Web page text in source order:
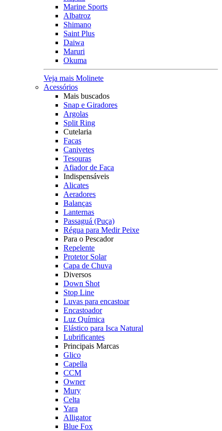
Marine Sports
Albatroz
Shimano
Saint Plus
Daiwa
Maruri
Okuma
Veja mais Molinete
Acessórios
Mais buscados
Snap e Giradores
Argolas
Split Ring
Cutelaria
Facas
Canivetes
Tesouras
Afiador de Faca
Indispensáveis
Alicates
Aeradores
Balanças
Lanternas
Passaguá (Puça)
Régua para Medir Peixe
Para o Pescador
Repelente
Protetor Solar
Capa de Chuva
Diversos
Down Shot
Stop Line
Luvas para encastoar
Encastoador
Luz Química
Elástico para Isca Natural
Lubrificantes
Principais Marcas
Glico
Capella
CCM
Owner
Mury
Celta
Yara
Alligator
Blue Fox